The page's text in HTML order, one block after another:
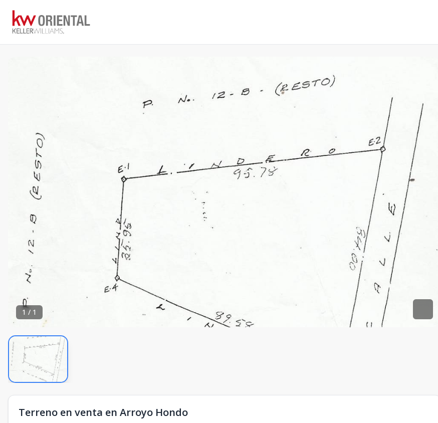
1 / 1
Terreno en venta en Arroyo Hondo